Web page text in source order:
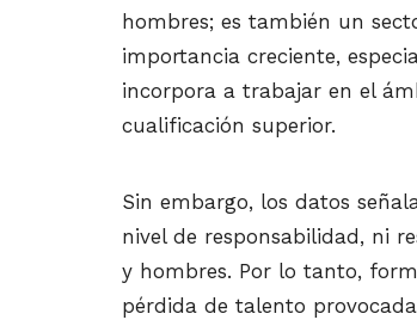
hombres; es también un
importancia creciente,
incorpora a trabajar en el
cualificación superior.
Sin embargo, los datos
nivel de responsabilidad, ni
y hombres. Por lo tanto,
pérdida de talento